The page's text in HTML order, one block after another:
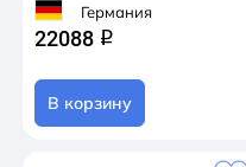
Германия
22088 q
В корзину